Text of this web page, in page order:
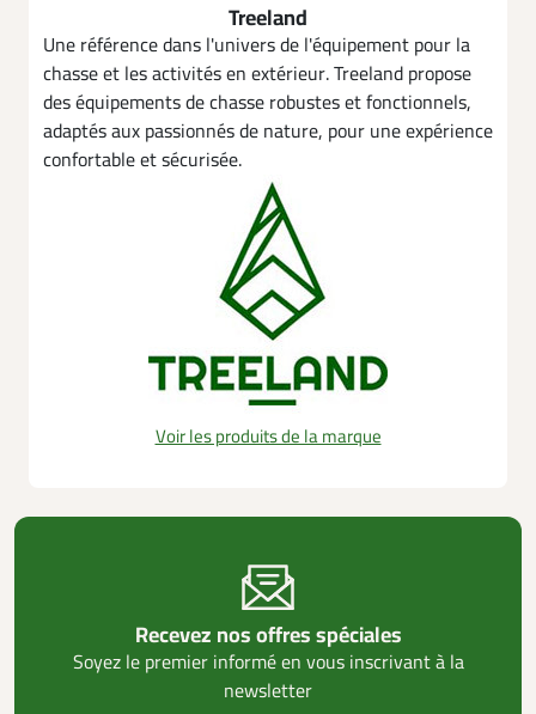
Treeland
Une référence dans l'univers de l'équipement pour la
chasse et les activités en extérieur. Treeland propose
des équipements de chasse robustes et fonctionnels,
adaptés aux passionnés de nature, pour une expérience
confortable et sécurisée.
Voir les produits de la marque
Recevez nos offres spéciales
Soyez le premier informé en vous inscrivant à la
newsletter